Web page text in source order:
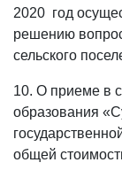
2020 год
решению
сельского
10. О приеме в
образования
общей